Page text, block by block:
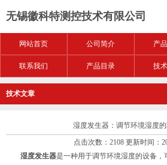
无锡徽科特测控技术有限公司
网站首页 公司简介 产
联系我们 产品目录 技
技术文章
湿度发生器：调节环境湿度
点击次数：2108 更新时间：
湿度发生器是一种用于调节环境湿度的设备